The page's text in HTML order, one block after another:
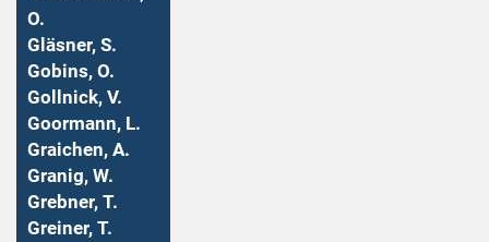
O.
Gläsner, S.
Gobins, O.
Gollnick, V.
Goormann, L.
Graichen, A.
Granig, W.
Grebner, T.
Greiner, T.